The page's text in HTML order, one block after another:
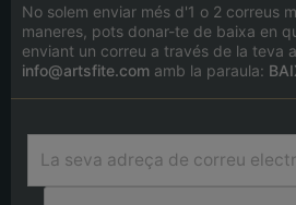
No solem enviar més d'1 o 2 correus
maneres, pots donar-te de baixa en
enviant un correu a través de la teva
info@artsfite.com amb la paraula: